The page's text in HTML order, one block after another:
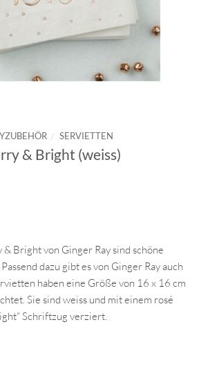
/ SERVIETTEN
& Bright (weiss)
Bright von Ginger Ray sind schöne
dazu gibt es von Ginger Ray auch
haben eine Größe von 16 x 16 cm
Sie sind weiss und mit einem rosé
Schriftzug verziert.